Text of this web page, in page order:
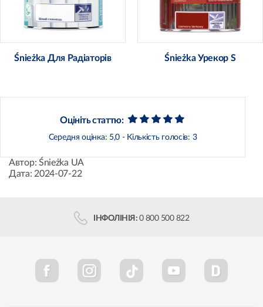
Śnieżka Для Радіаторів Śnieżka Урекор S
Оцініть статтю:
Середня оцінка: 5,0 - Кількість голосів: 3
Автор: Śnieżka UA
Дата:2024-07-22
ІНФОЛІНІЯ: 0 800 500 822